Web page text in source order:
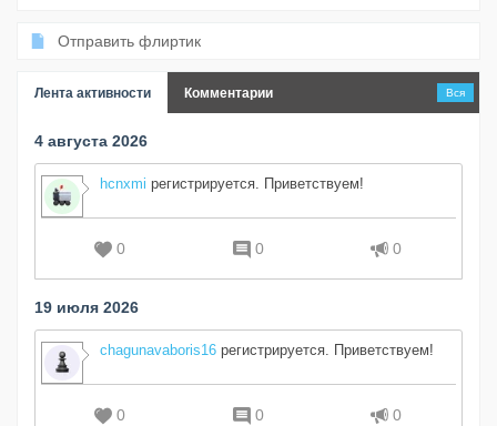
Отправить флиртик
Лента активности Комментарии Вся
4 августа 2026
hcnxmi регистрируется. Приветствуем!
0 0 0
19 июля 2026
chagunavaboris16 регистрируется. Приветствуем!
0 0 0